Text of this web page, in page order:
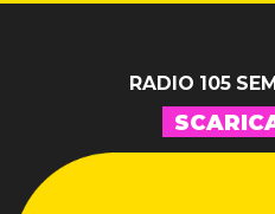
RADIO 105